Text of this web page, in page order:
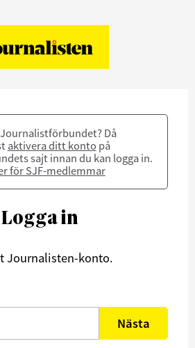
Då
aktivera ditt konto på
sajt innan du kan logga in.
för SJF-medlemmar
Logga in
Journalisten-konto.
Nästa